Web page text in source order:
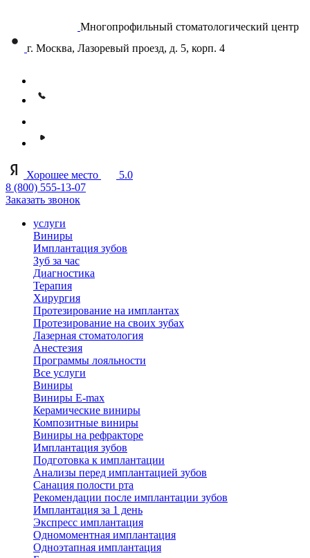
Многопрофильный стоматологический центр
г. Москва, Лазоревый проезд, д. 5, корп. 4
Хорошее место
5.0
8 (800) 555-13-07
Заказать звонок
услуги
Виниры
Имплантация зубов
Зуб за час
Диагностика
Терапия
Хирургия
Протезирование на имплантах
Протезирование на своих зубах
Лазерная стоматология
Анестезия
Программы лояльности
Все услуги
Виниры
Виниры E-max
Керамические виниры
Композитные виниры
Виниры на рефракторе
Имплантация зубов
Подготовка к имплантации
Анализы перед имплантацией зубов
Санация полости рта
Рекомендации после имплантации зубов
Имплантация за 1 день
Экспресс имплантация
Одномоментная имплантация
Одноэтапная имплантация